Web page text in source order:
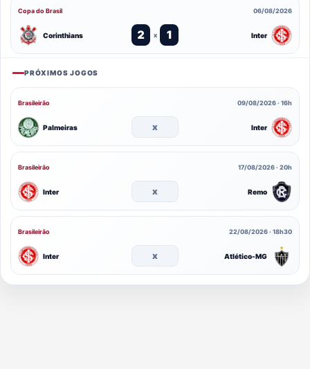
Copa do Brasil 06/08/2026
Corinthians 2 x 1 Inter
PRÓXIMOS JOGOS
Brasileirão 09/08/2026 · 16h
Palmeiras x Inter
Brasileirão 17/08/2026 · 20h
Inter x Remo
Brasileirão 22/08/2026 · 18h30
Inter x Atlético-MG